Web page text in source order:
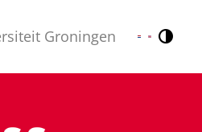
Groningen Nederlands
English